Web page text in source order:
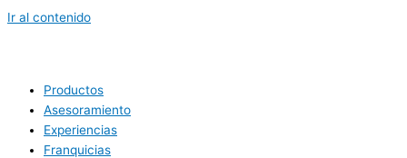
Ir al contenido
Productos
Asesoramiento
Experiencias
Franquicias